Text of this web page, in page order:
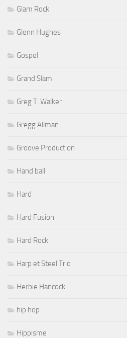
Glam Rock
Glenn Hughes
Gospel
Grand Slam
Greg T. Walker
Gregg Allman
Groove Production
Hand ball
Hard
Hard Fusion
Hard Rock
Harp et Steel Trio
Herbie Hancock
hip hop
Hippisme